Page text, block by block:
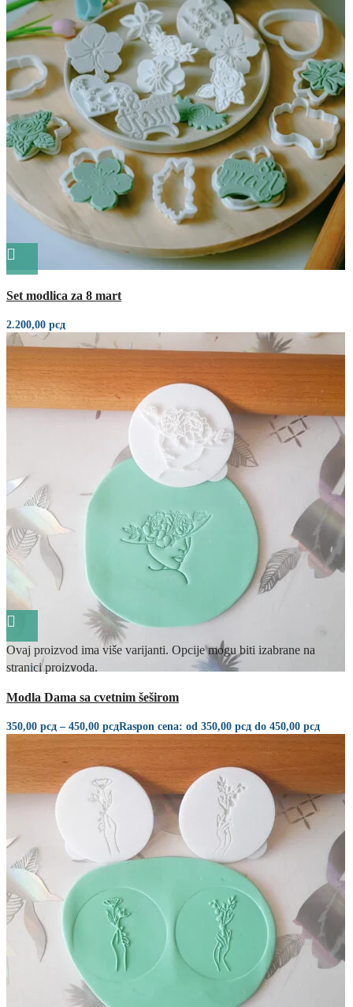
Set modlica za 8 mart
2.200,00 рсд
Ovaj proizvod ima više varijanti. Opcije mogu biti izabrane na
stranici proizvoda.
Modla Dama sa cvetnim šeširom
350,00 рсд – 450,00 рсдRaspon cena: od 350,00 рсд do 450,00 рсд